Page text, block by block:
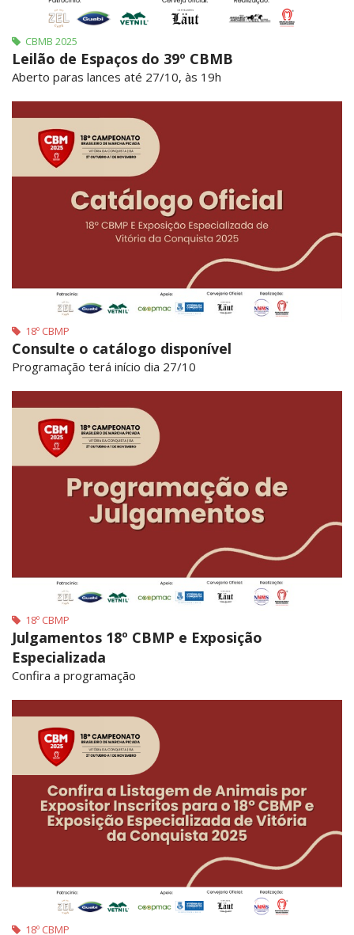
CBMB 2025
Leilão de Espaços do 39º CBMB
Aberto paras lances até 27/10, às 19h
18º CBMP
Consulte o catálogo disponível
Programação terá início dia 27/10
18º CBMP
Julgamentos 18º CBMP e Exposição
Especializada
Confira a programação
18º CBMP